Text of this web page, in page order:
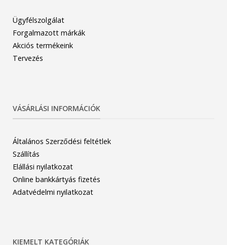
Ügyfélszolgálat
Forgalmazott márkák
Akciós termékeink
Tervezés
VÁSÁRLÁSI INFORMÁCIÓK
Általános Szerződési feltétlek
Szállítás
Elállási nyilatkozat
Online bankkártyás fizetés
Adatvédelmi nyilatkozat
KIEMELT KATEGÓRIÁK